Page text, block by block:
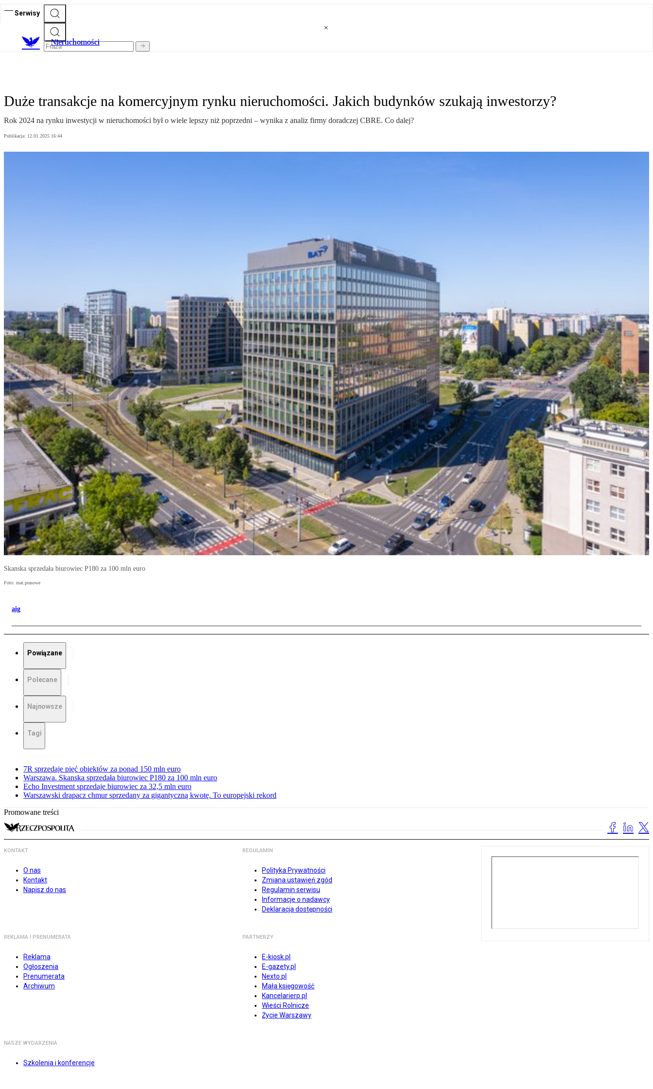
Serwisy
Nieruchomości
Duże transakcje na komercyjnym rynku nieruchomości. Jakich budynków szukają inwestorzy?
Rok 2024 na rynku inwestycji w nieruchomości był o wiele lepszy niż poprzedni – wynika z analiz firmy doradczej CBRE. Co dalej?
Publikacja: 12.01.2025 16:44
Skanska sprzedała biurowiec P180 za 100 mln euro
Foto: mat.prasowe
aig
Powiązane
Polecane
Najnowsze
Tagi
7R sprzedaje pięć obiektów za ponad 150 mln euro
Warszawa. Skanska sprzedała biurowiec P180 za 100 mln euro
Echo Investment sprzedaje biurowiec za 32,5 mln euro
Warszawski drapacz chmur sprzedany za gigantyczną kwotę. To europejski rekord
Promowane treści
KONTAKT
O nas
Kontakt
Napisz do nas
REGULAMIN
Polityka Prywatności
Zmiana ustawień zgód
Regulamin serwisu
Informacje o nadawcy
Deklaracja dostępności
REKLAMA I PRENUMERATA
Reklama
Ogłoszenia
Prenumerata
Archiwum
PARTNERZY
E-kiosk.pl
E-gazety.pl
Nexto.pl
Mała księgowość
Kancelarierp.pl
Wieści Rolnicze
Życie Warszawy
NASZE WYDARZENIA
Szkolenia i konferencje